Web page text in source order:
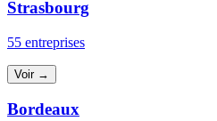
Strasbourg
55 entreprises
Voir →
Bordeaux